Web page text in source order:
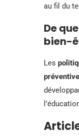
au fil du
De
bien-
Les
préventive